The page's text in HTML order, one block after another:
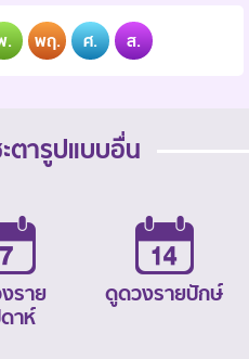
. พฤ. ศ. ส.
ตารูปแบบอื่น
ราย
าห์
ดูดวงรายปักษ์